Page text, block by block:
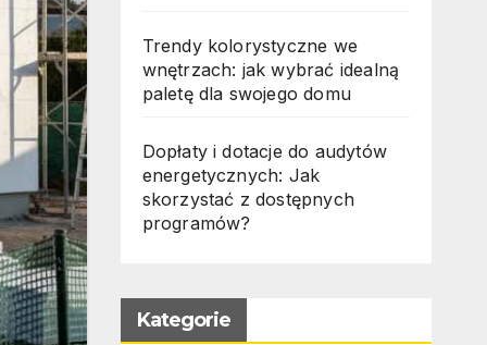
Trendy kolorystyczne we
wnętrzach: jak wybrać idealną
paletę dla swojego domu
Dopłaty i dotacje do audytów
energetycznych: Jak
skorzystać z dostępnych
programów?
Kategorie